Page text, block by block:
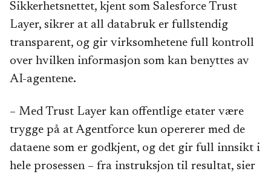
Sikkerhetsnettet, kjent som Salesforce Trust
Layer, sikrer at all databruk er fullstendig
transparent, og gir virksomhetene full kontroll
over hvilken informasjon som kan benyttes av
AI-agentene.
– Med Trust Layer kan offentlige etater være
trygge på at Agentforce kun opererer med de
dataene som er godkjent, og det gir full innsikt i
hele prosessen – fra instruksjon til resultat, sier